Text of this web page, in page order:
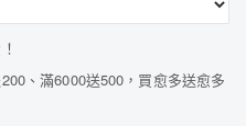
200、滿6000送500，買愈多送愈多